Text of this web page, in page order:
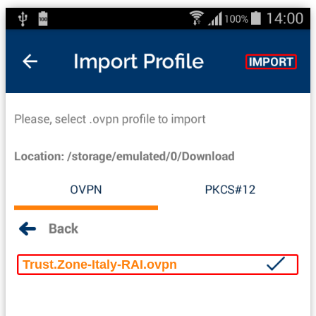
Trust.Zone-Italy-RAI.ovpn